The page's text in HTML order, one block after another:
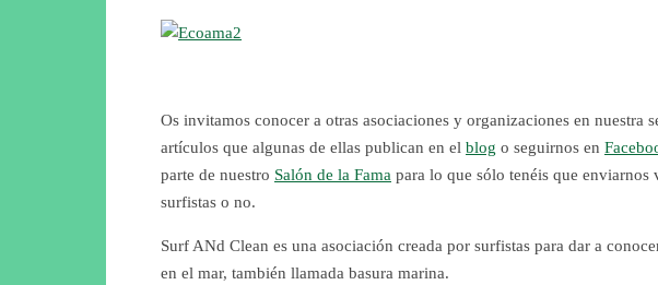
Os invitamos conocer a otras asociaciones y organizaciones en nuestra
artículos que algunas de ellas publican en el blog o seguirnos en
parte de nuestro Salón de la Fama para lo que sólo tenéis que
surfistas o no.
Surf ANd Clean es una asociación creada por surfistas para dar a
en el mar, también llamada basura marina.